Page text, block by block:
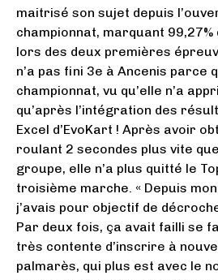
maitrisé son sujet depuis
championnat, marquant
lors des deux premières
n’a pas fini 3e à Ancenis parce
championnat, vu qu’elle n’a
qu’après l’intégration des
Excel d’EvoKart ! Après avoir
roulant 2 secondes plus vite
groupe, elle n’a plus quitté le
troisième marche. « Depuis
j’avais pour objectif de
Par deux fois, ça avait failli se
très contente d’inscrire à
palmarès, qui plus est avec le